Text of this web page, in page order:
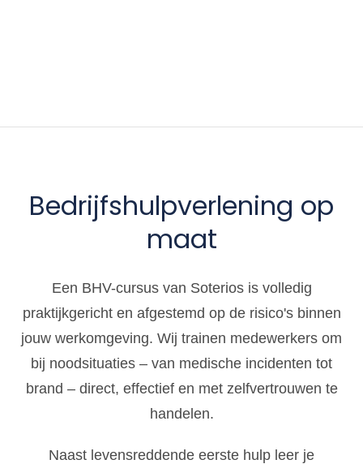
Bedrijfshulpverlening op
maat
Een BHV-cursus van Soterios is volledig
praktijkgericht en afgestemd op de risico's binnen
jouw werkomgeving. Wij trainen medewerkers om
bij noodsituaties – van medische incidenten tot
brand – direct, effectief en met zelfvertrouwen te
handelen.
Naast levensreddende eerste hulp leer je